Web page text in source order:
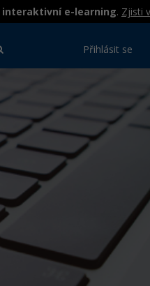
interaktivní e-learning. Zjisti
Přihlásit se